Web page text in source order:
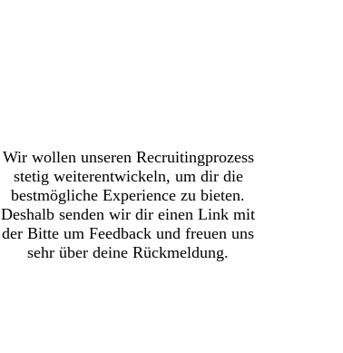
Wir wollen unseren Recruitingprozess
stetig weiterentwickeln, um dir die
bestmögliche Experience zu bieten.
Deshalb senden wir dir einen Link mit
der Bitte um Feedback und freuen uns
sehr über deine Rückmeldung.